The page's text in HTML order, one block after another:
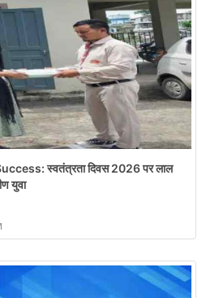
स्वतंत्रता दिवस 2026 पर लाल
युवा